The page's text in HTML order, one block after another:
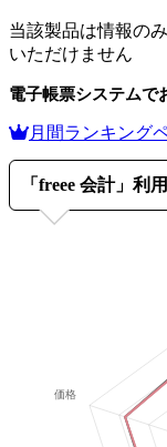
当該製品は情報の
いただけません
電子帳票システムで
月間ランキング
「 freee 会計」利